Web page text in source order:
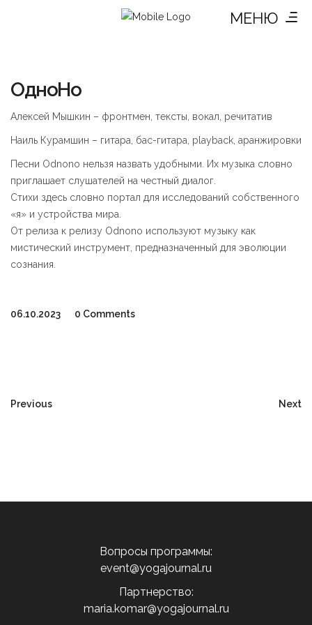
МЕНЮ
ОдноНо
Алексей Мышкин – фронтмен, тексты, вокал, речитатив
Наиль Курамшин – гитара, бас-гитара, playback, аранжировки
Песни Odnono нельзя назвать удобными. Их музыка словно
приглашает слушателей на честный диалог.
Стихи здесь словно портал для исследований собственного
«я» и устройства мира.
От релиза к релизу Odnono используют музыку как
мистический инструмент, предназначенный для эволюции
сознания.
06.10.2023 0 Comments
Previous Next
Вопросы программы:
event@yogajournal.ru
Партнерство:
maria.komar@yogajournal.ru